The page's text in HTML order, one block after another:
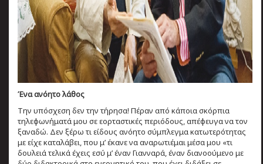
Ένα ανόητο λάθος
Την υπόσχεση δεν την τήρησα! Πέραν από κάποια σκόρπια
τηλεφωνήματά μου σε εορταστικές περιόδους, απέφευγα να τον
ξαναδώ. Δεν ξέρω τι είδους ανόητο σύμπλεγμα κατωτερότητας
με είχε καταλάβει, που μ’ έκανε να αναρωτιέμαι μέσα μου «τι
δουλειά τελικά έχεις εσύ μ’ έναν Γιανναρά, έναν διανοούμενο με